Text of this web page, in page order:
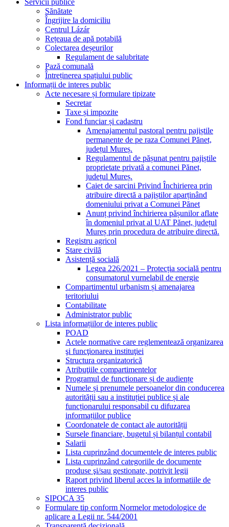
Servicii publice
Sănătate
Îngrijire la domiciliu
Centrul Lázár
Rețeaua de apă potabilă
Colectarea deșeurilor
Regulament de salubritate
Pază comunală
Întreținerea spațiului public
Informații de interes public
Acte necesare și formulare tipizate
Secretar
Taxe și impozite
Fond funciar și cadastru
Amenajamentul pastoral pentru pajiștile
permanente de pe raza Comunei Pănet,
județul Mureș.
Regulamentul de pășunat pentru pajiștile
proprietate privată a comunei Pănet,
județul Mureș.
Caiet de sarcini Privind Închirierea prin
atribuire directă a pajiștilor aparținând
domeniului privat a Comunei Pănet
Anunț privind închirierea pășunilor aflate
în domeniul privat al UAT Pănet, județul
Mureș prin procedura de atribuire directă.
Registru agricol
Stare civilă
Asistență socială
Legea 226/2021 – Protecția socială pentru
consumatorul vurnelabil de energie
Compartimentul urbanism și amenajarea
teritoriului
Contabilitate
Administrator public
Lista informațiilor de interes public
POAD
Actele normative care reglementează organizarea
şi funcţionarea instituţiei
Structura organizatorică
Atribuţiile compartimentelor
Programul de funcţionare și de audiențe
Numele și prenumele persoanelor din conducerea
autorității sau a instituției publice și ale
funcționarului responsabil cu difuzarea
informațiilor publice
Coordonatele de contact ale autorității
Sursele financiare, bugetul și bilanțul contabil
Salarii
Lista cuprinzând documentele de interes public
Lista cuprinzând categoriile de documente
produse şi/sau gestionate, potrivit legii
Raport privind liberul acces la informatiile de
interes public
SIPOCA 35
Formulare tip conform Normelor metodologice de
aplicare a Legii nr. 544/2001